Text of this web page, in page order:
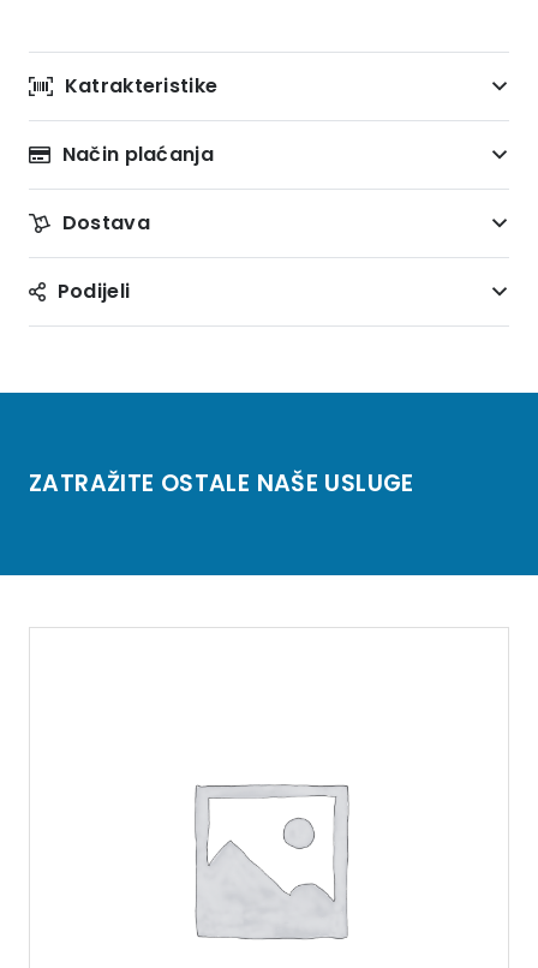
Katrakteristike
Način plaćanja
Dostava
Podijeli
ZATRAŽITE OSTALE NAŠE USLUGE